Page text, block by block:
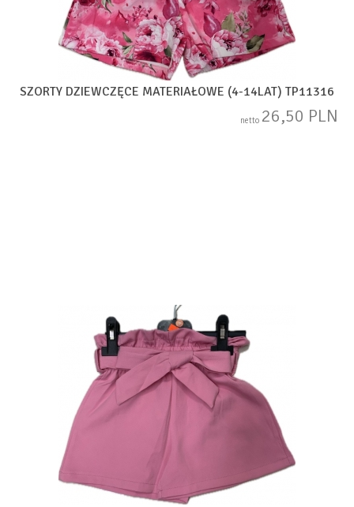
SZORTY DZIEWCZĘCE MATERIAŁOWE (4-14LAT) TP11316
netto 26,50 PLN